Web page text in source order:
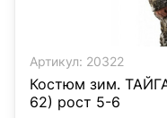
Артикул: 20322
Костюм зим.
62) рост 5-6